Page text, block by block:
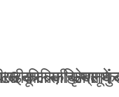
साहिल
काबिज़ कृष्णा
की फिल्म
साल की उम्र